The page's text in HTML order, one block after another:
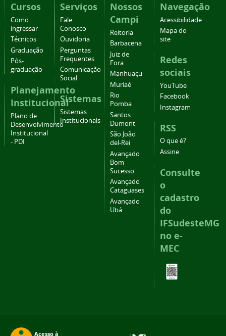
Cursos
Como
ingressar
Técnicos
Graduação
Pós-
graduação
Planejamento
Institucional
Plano de
Desenvolvimento
Institucional
- PDI
Serviços
Fale
Conosco
Ouvidoria
Perguntas
Frequentes
Comunicação
Social
Sistemas
Sistemas
Institucionais
Nossos
Campi
Reitoria
Barbacena
Juiz de
Fora
Manhuaçu
Muriaé
Rio
Pomba
Santos
Dumont
São João
del-Rei
Avançado
Bom
Sucesso
Avançado
Cataguases
Avançado
Ubá
Navegação
Acessibilidade
Mapa do
site
Redes
sociais
YouTube
Facebook
Instagram
RSS
O que é?
Assine
Consulte
o
cadastro
do
IFSudesteMG
no e-
MEC